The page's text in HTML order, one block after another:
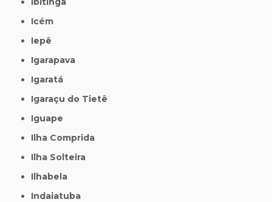
Icém
Iepê
Igarapava
Igaratá
Igaraçu do Tietê
Iguape
Ilha Comprida
Ilha Solteira
Ilhabela
Indaiatuba